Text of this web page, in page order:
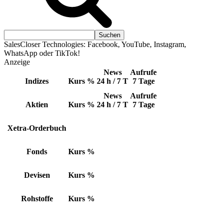
SalesCloser Technologies: Facebook, YouTube, Instagram,
WhatsApp oder TikTok!
Anzeige
Indizes Kurs %
News
24 h / 7 T
Aufrufe
7 Tage
Aktien Kurs %
News
24 h / 7 T
Aufrufe
7 Tage
Xetra-Orderbuch
Fonds Kurs %
Devisen Kurs %
Rohstoffe Kurs %